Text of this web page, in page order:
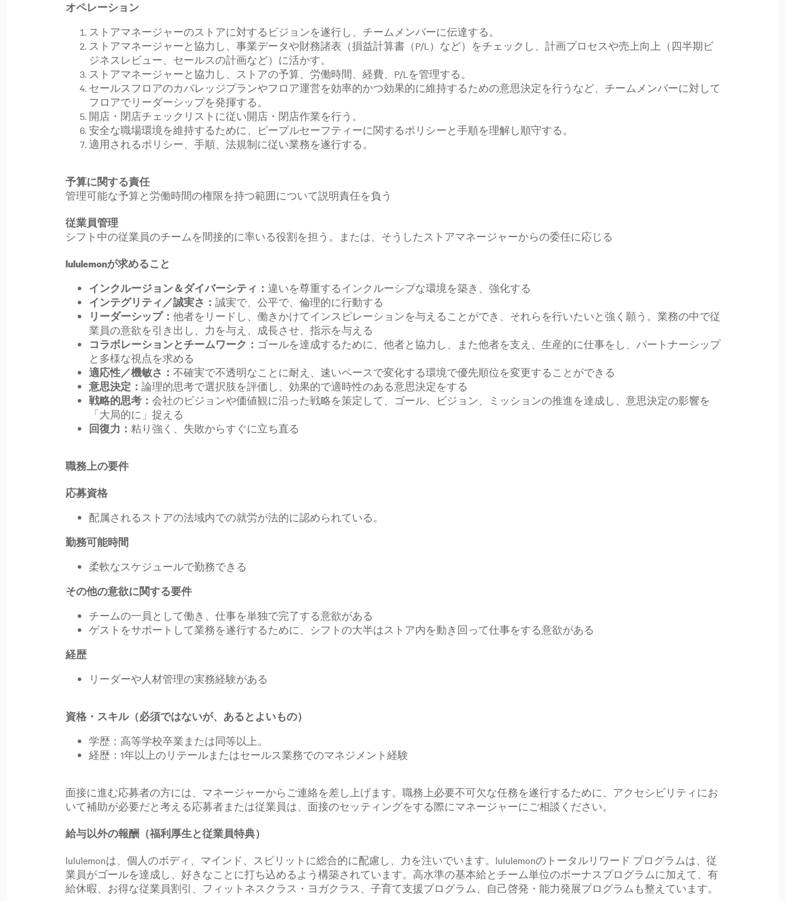
オペレーション
ストアマネージャーのストアに対するビジョンを遂行し、チームメンバーに伝達する。
ストアマネージャーと協力し、事業データや財務諸表（損益計算書（P/L）など）をチェックし、計画プロセスや売上向上（四半期ビ
ジネスレビュー、セールスの計画など）に活かす。
ストアマネージャーと協力し、ストアの予算、労働時間、経費、P/Lを管理する。
セールスフロアのカバレッジプランやフロア運営を効率的かつ効果的に維持するための意思決定を行うなど、チームメンバーに対して
フロアでリーダーシップを発揮する。
開店・閉店チェックリストに従い開店・閉店作業を行う。
安全な職場環境を維持するために、ピープルセーフティーに関するポリシーと手順を理解し順守する。
適用されるポリシー、手順、法規制に従い業務を遂行する。
予算に関する責任
管理可能な予算と労働時間の権限を持つ範囲について説明責任を負う
従業員管理
シフト中の従業員のチームを間接的に率いる役割を担う。または、そうしたストアマネージャーからの委任に応じる
lululemonが求めること
インクルージョン＆ダイバーシティ： 違いを尊重するインクルーシブな環境を築き、強化する
インテグリティ／誠実さ： 誠実で、公平で、倫理的に行動する
リーダーシップ： 他者をリードし、働きかけてインスピレーションを与えることができ、それらを行いたいと強く願う。業務の中で従
業員の意欲を引き出し、力を与え、成長させ、指示を与える
コラボレーションとチームワーク： ゴールを達成するために、他者と協力し、また他者を支え、生産的に仕事をし、パートナーシップ
と多様な視点を求める
適応性／機敏さ： 不確実で不透明なことに耐え、速いペースで変化する環境で優先順位を変更することができる
意思決定： 論理的思考で選択肢を評価し、効果的で適時性のある意思決定をする
戦略的思考： 会社のビジョンや価値観に沿った戦略を策定して、ゴール、ビジョン、ミッションの推進を達成し、意思決定の影響を
「大局的に」捉える
回復力： 粘り強く、失敗からすぐに立ち直る
職務上の要件
応募資格
配属されるストアの法域内での就労が法的に認められている。
勤務可能時間
柔軟なスケジュールで勤務できる
その他の意欲に関する要件
チームの一員として働き、仕事を単独で完了する意欲がある
ゲストをサポートして業務を遂行するために、シフトの大半はストア内を動き回って仕事をする意欲がある
経歴
リーダーや人材管理の実務経験がある
資格・スキル（必須ではないが、あるとよいもの）
学歴：高等学校卒業または同等以上。
経歴：1年以上のリテールまたはセールス業務でのマネジメント経験
面接に進む応募者の方には、マネージャーからご連絡を差し上げます。職務上必要不可欠な任務を遂行するために、アクセシビリティにお
いて補助が必要だと考える応募者または従業員は、面接のセッティングをする際にマネージャーにご相談ください。
給与以外の報酬（福利厚生と従業員特典）
lululemonは、個人のボディ、マインド、スピリットに総合的に配慮し、力を注いでいます。lululemonのトータルリワード プログラムは、従
業員がゴールを達成し、好きなことに打ち込めるよう構築されています。高水準の基本給とチーム単位のボーナスプログラムに加えて、有
給休暇、お得な従業員割引、フィットネスクラス・ヨガクラス、子育て支援プログラム、自己啓発・能力発展プログラムも整えています。